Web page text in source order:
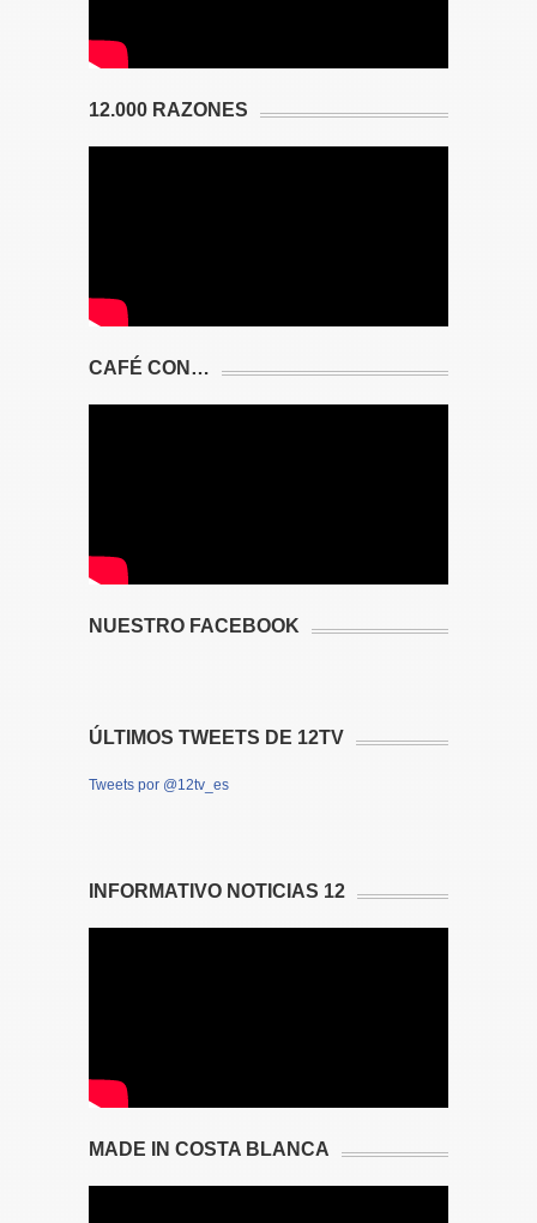
12.000 RAZONES
CAFÉ CON…
NUESTRO FACEBOOK
ÚLTIMOS TWEETS DE 12TV
Tweets por @12tv_es
INFORMATIVO NOTICIAS 12
MADE IN COSTA BLANCA